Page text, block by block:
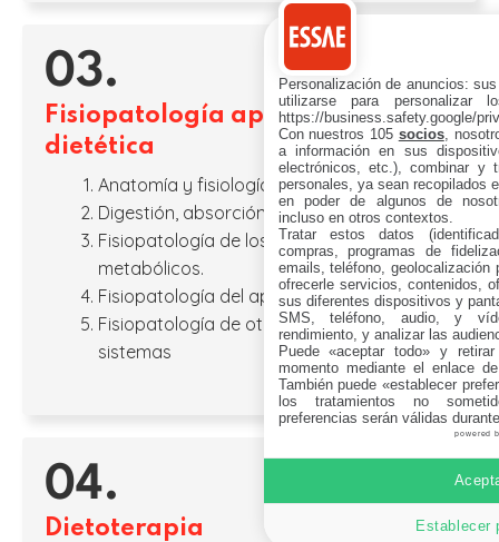
03.
Fisiopatología aplicada a la
dietética
Anatomía y fisiología digestiva.
Digestión, absorción y metabolismo.
Fisiopatología de los procesos
metabólicos.
Fisiopatología del aparato digestivo.
Fisiopatología de otros aparatos y
sistemas
04.
Dietoterapia
Personalización de anuncios:
utilizarse para personalizar
https://business.safety.google/
Con nuestros 105 socios,
a información en sus
electrónicos, etc.), combinar y
personales, ya sean recopilados
en poder de algunos de
incluso en otros contextos.
Tratar estos datos
compras, programas de
emails, teléfono,
ofrecerle servicios, contenidos,
sus diferentes dispositivos y
SMS, teléfono, audio, y
rendimiento, y analizar las
Puede «aceptar todo» y
momento mediante el enlace
También puede «establecer
los tratamientos no
preferencias serán válidas
powered
Establecer